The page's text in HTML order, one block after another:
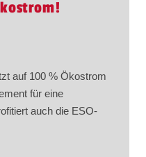
auf 100 % Ökostrom
für eine
auch die ESO-